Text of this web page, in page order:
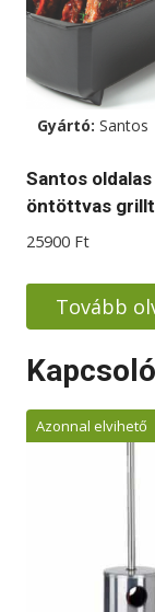
Gyártó: Santos
Santos
öntöttvas
25900 Ft
Tovább
Azonnal elvihető